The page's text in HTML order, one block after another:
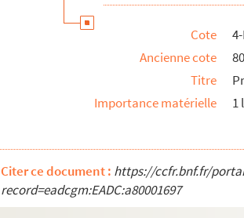
Cote
Ancienne cote
Titre
Importance matérielle
1
Citer ce document : https://ccfr.bnf.fr/
record=eadcgm:EADC:a80001697